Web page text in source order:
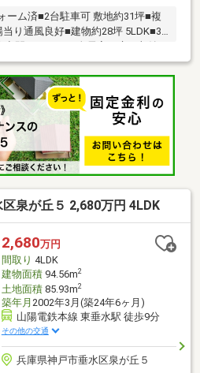
ーム済■2台駐車可 敷地約31坪■複
り通風良好■建物約28坪 5LDK■3
など■家族が顔を合わせるリビン
された家事動線良好な間取■生活
通しの良い2面バルコニー■モニタ
、スーパーが歩10分圏内◎令和8年
替お家探しは、『物件掲載数
任せください！ 0120-39-7710
泉が丘５ 2,680万円 4LDK
2,680万円
間取り 4LDK
建物面積94.56m2
土地面積85.93m2
築年月 2002年3月(築24年6ヶ月)
山陽電鉄本線 東垂水駅 徒歩9分
その他の交通
兵庫県神戸市垂水区泉が丘５